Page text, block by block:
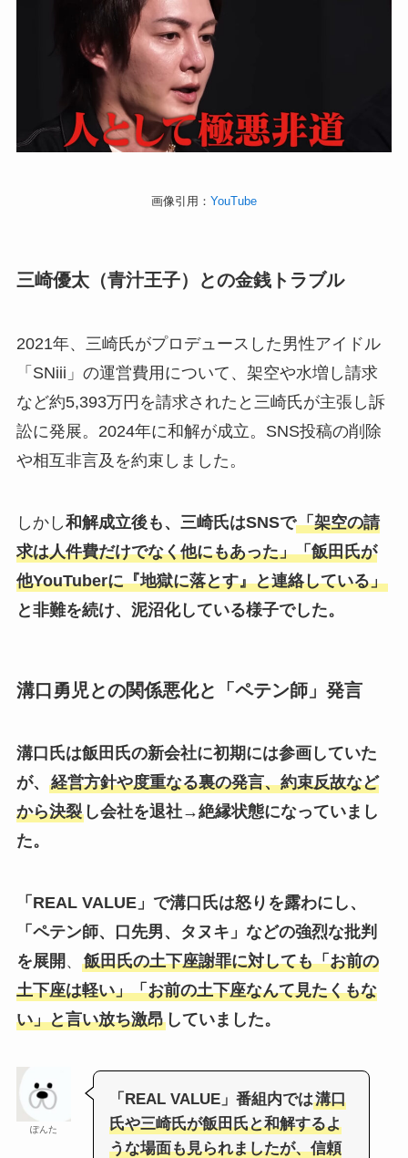
画像引用： YouTube
三崎優太（青汁王子）との金銭トラブル
2021年、三崎氏がプロデュースした男性アイドル
「SNiii」の運営費用について、架空や水増し請求
など約5,393万円を請求されたと三崎氏が主張し訴
訟に発展。2024年に和解が成立。SNS投稿の削除
や相互非言及を約束しました。
しかし和解成立後も、三崎氏はSNSで「架空の請
求は人件費だけでなく他にもあった」「飯田氏が
他YouTuberに『地獄に落とす』と連絡している」
と非難を続け、泥沼化している様子でした。
溝口勇児との関係悪化と「ペテン師」発言
溝口氏は飯田氏の新会社に初期には参画していた
が、 経営方針や度重なる裏の発言、約束反故など
から決裂し会社を退社→絶縁状態になっていまし
た。
「REAL VALUE」で溝口氏は怒りを露わにし、
「ペテン師、口先男、タヌキ」などの強烈な批判
を展開 、 飯田氏の土下座謝罪に対しても「お前の
土下座は軽い」「お前の土下座なんて見たくもな
い」と言い放ち激昂していました。
ぽんた
「REAL VALUE」番組内では溝口
氏や三崎氏が飯田氏と和解するよ
うな場面も見られましたが、信頼